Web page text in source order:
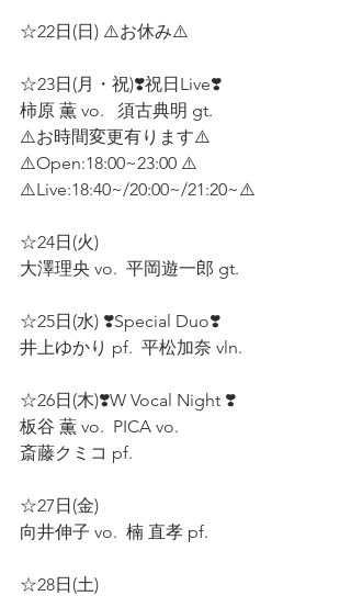
☆22日(日) ⚠️お休み⚠️
☆23日(月・祝)❣️祝日Live❣️
柿原 薫 vo.   須古典明 gt.
⚠️お時間変更有ります⚠️
⚠️Open:18:00~23:00 ⚠️
⚠️Live:18:40~/20:00~/21:20~⚠️
☆24日(火)
大澤理央 vo.  平岡遊一郎 gt.
☆25日(水) ❣️Special Duo❣️
井上ゆかり pf.  平松加奈 vln.
☆26日(木)❣️W Vocal Night ❣️
板谷 薫 vo.  PICA vo.
斎藤クミコ pf.
☆27日(金)
向井伸子 vo.  楠 直孝 pf.
☆28日(土)